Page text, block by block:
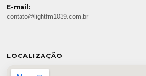
E-mail:
contato@lightfm1039.com.br
LOCALIZAÇÃO